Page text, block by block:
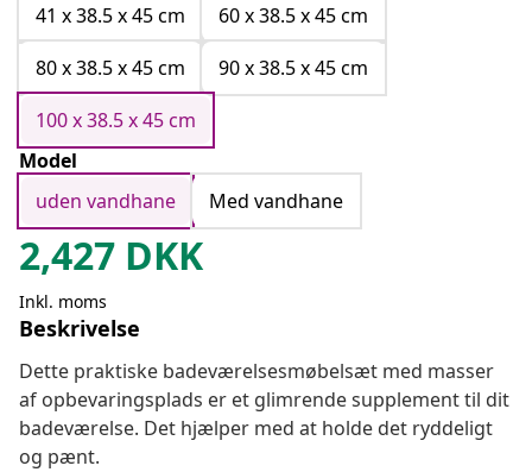
41 x 38.5 x 45 cm
60 x 38.5 x 45 cm
80 x 38.5 x 45 cm
90 x 38.5 x 45 cm
100 x 38.5 x 45 cm
Model
uden vandhane
Med vandhane
2,427 DKK
Inkl. moms
Beskrivelse
Dette praktiske badeværelsesmøbelsæt med masser
af opbevaringsplads er et glimrende supplement til dit
badeværelse. Det hjælper med at holde det ryddeligt
og pænt.